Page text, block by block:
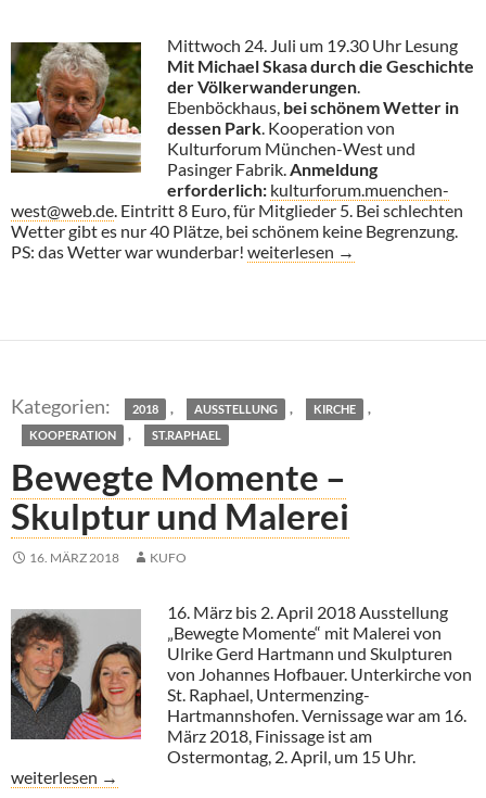
Mittwoch 24. Juli um 19.30 Uhr Lesung
Mit Michael Skasa durch die Geschichte
der Völkerwanderungen.
Ebenböckhaus, bei schönem Wetter in
dessen Park. Kooperation von
Kulturforum München-West und
Pasinger Fabrik.Anmeldung
erforderlich: kulturforum.muenchen-
west@web.de. Eintritt 8 Euro, für Mitglieder 5. Bei schlechten
Wetter gibt es nur 40 Plätze, bei schönem keine Begrenzung.
PS: das Wetter war wunderbar! Michael Skasa: Migration
weiterlesen →
2018 , AUSSTELLUNG , KIRCHE ,
KOOPERATION , ST.RAPHAEL
Bewegte Momente –
Skulptur und Malerei
16. MÄRZ 2018 KUFO
16. März bis 2. April 2018 Ausstellung
„Bewegte Momente“ mit Malerei von
Ulrike Gerd Hartmann und Skulpturen
von Johannes Hofbauer. Unterkirche von
St. Raphael, Untermenzing-
Hartmannshofen. Vernissage war am 16.
März 2018, Finissage ist am
Ostermontag, 2. April, um 15 Uhr.
Bewegte Momente – Skulptur und Malerei
weiterlesen →